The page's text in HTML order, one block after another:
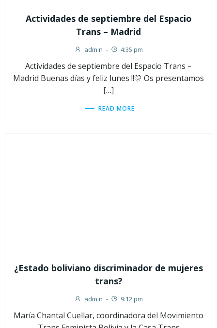
Actividades de septiembre del Espacio
Trans – Madrid
admin - 4:35 pm
Actividades de septiembre del Espacio Trans –
Madrid Buenas días y feliz lunes !!🎊 Os presentamos
[…]
READ MORE
¿Estado boliviano discriminador de mujeres
trans?
admin - 9:12 pm
María Chantal Cuellar, coordinadora del Movimiento